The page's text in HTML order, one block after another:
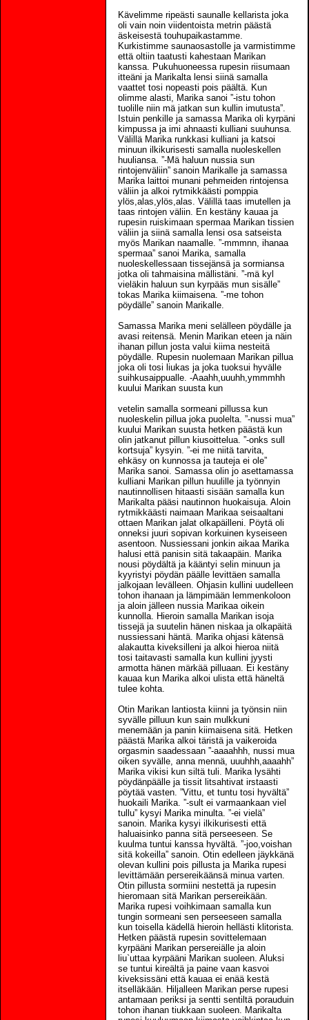
Kävelimme ripeästi saunalle kellarista joka
oli vain noin viidentoista metrin päästä
äskeisestä touhupaikastamme.
Kurkistimme saunaosastolle ja varmistimme
että oltiin taatusti kahestaan Marikan
kanssa. Pukuhuoneessa rupesin riisumaan
itteäni ja Marikalta lensi siinä samalla
vaattet tosi nopeasti pois päältä. Kun
olimme alasti, Marika sanoi ”-istu tohon
tuolille niin mä jatkan sun kullin imutusta”.
Istuin penkille ja samassa Marika oli kyrpäni
kimpussa ja imi ahnaasti kulliani suuhunsa.
Välillä Marika runkkasi kulliani ja katsoi
minuun ilkikurisesti samalla nuoleskellen
huuliansa. ”-Mä haluun nussia sun
rintojenväliin” sanoin Marikalle ja samassa
Marika laittoi munani pehmeiden rintojensa
väliin ja alkoi rytmikkäästi pomppia
ylös,alas,ylös,alas. Välillä taas imutellen ja
taas rintojen väliin. En kestäny kauaa ja
rupesin ruiskimaan spermaa Marikan tissien
väliin ja siinä samalla lensi osa satseista
myös Marikan naamalle. ”-mmmnn, ihanaa
spermaa” sanoi Marika, samalla
nuoleskellessaan tissejänsä ja sormiansa
jotka oli tahmaisina mällistäni. ”-mä kyl
vieläkin haluun sun kyrpääs mun sisälle”
tokas Marika kiimaisena. ”-me tohon
pöydälle” sanoin Marikalle.
Samassa Marika meni selälleen pöydälle ja
avasi reitensä. Menin Marikan eteen ja näin
ihanan pillun josta valui kiima nesteitä
pöydälle. Rupesin nuolemaan Marikan pillua
joka oli tosi liukas ja joka tuoksui hyvälle
suihkusaippualle. -Aaahh,uuuhh,ymmmhh
kuului Marikan suusta kun
vetelin samalla sormeani pillussa kun
nuoleskelin pillua joka puolelta. ”-nussi mua”
kuului Marikan suusta hetken päästä kun
olin jatkanut pillun kiusoittelua. ”-onks sull
kortsuja” kysyin. ”-ei me niitä tarvita,
ehkäsy on kunnossa ja tauteja ei ole”
Marika sanoi. Samassa olin jo asettamassa
kulliani Marikan pillun huulille ja työnnyin
nautinnollisen hitaasti sisään samalla kun
Marikalta pääsi nautinnon huokaisuja. Aloin
rytmikkäästi naimaan Marikaa seisaaltani
ottaen Marikan jalat olkapäilleni. Pöytä oli
onneksi juuri sopivan korkuinen kyseiseen
asentoon. Nussiessani jonkin aikaa Marika
halusi että panisin sitä takaapäin. Marika
nousi pöydältä ja kääntyi selin minuun ja
kyyristyi pöydän päälle levittäen samalla
jalkojaan levälleen. Ohjasin kullini uudelleen
tohon ihanaan ja lämpimään lemmenkoloon
ja aloin jälleen nussia Marikaa oikein
kunnolla. Hieroin samalla Marikan isoja
tissejä ja suutelin hänen niskaa ja olkapäitä
nussiessani häntä. Marika ohjasi kätensä
alakautta kiveksilleni ja alkoi hieroa niitä
tosi taitavasti samalla kun kullini jyysti
armotta hänen märkää pilluaan. Ei kestäny
kauaa kun Marika alkoi ulista että häneltä
tulee kohta.
Otin Marikan lantiosta kiinni ja työnsin niin
syvälle pilluun kun sain mulkkuni
menemään ja panin kiimaisena sitä. Hetken
päästä Marika alkoi täristä ja vaikeroida
orgasmin saadessaan ”-aaaahhh, nussi mua
oiken syvälle, anna mennä, uuuhhh,aaaahh”
Marika vikisi kun siltä tuli. Marika lysähti
pöydänpäälle ja tissit litsahtivat irstaasti
pöytää vasten. ”Vittu, et tuntu tosi hyvältä”
huokaili Marika. ”-sult ei varmaankaan viel
tullu” kysyi Marika minulta. ”-ei vielä”
sanoin. Marika kysyi ilkikurisesti että
haluaisinko panna sitä perseeseen. Se
kuulma tuntui kanssa hyvältä. ”-joo,voishan
sitä kokeilla” sanoin. Otin edelleen jäykkänä
olevan kullini pois pillusta ja Marika rupesi
levittämään persereikäänsä minua varten.
Otin pillusta sormiini nestettä ja rupesin
hieromaan sitä Marikan persereikään.
Marika rupesi voihkimaan samalla kun
tungin sormeani sen perseeseen samalla
kun toisella kädellä hieroin hellästi klitorista.
Hetken päästä rupesin sovittelemaan
kyrpääni Marikan persereiälle ja aloin
liu`uttaa kyrpääni Marikan suoleen. Aluksi
se tuntui kireältä ja paine vaan kasvoi
kiveksissäni että kauaa ei enää kestä
itselläkään. Hiljalleen Marikan perse rupesi
antamaan periksi ja sentti sentiltä porauduin
tohon ihanan tiukkaan suoleen. Marikalta